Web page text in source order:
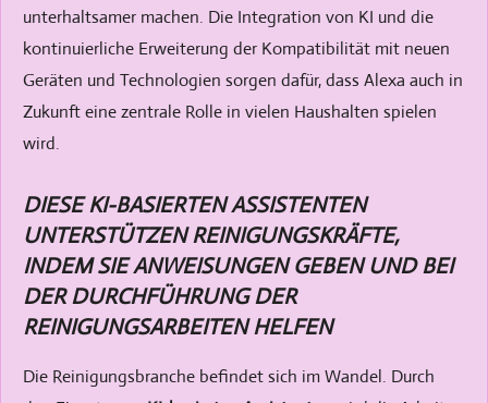
unterhaltsamer machen. Die Integration von KI und die
kontinuierliche Erweiterung der Kompatibilität mit neuen
Geräten und Technologien sorgen dafür, dass Alexa auch in
Zukunft eine zentrale Rolle in vielen Haushalten spielen
wird.
DIESE KI-BASIERTEN ASSISTENTEN
UNTERSTÜTZEN REINIGUNGSKRÄFTE,
INDEM SIE ANWEISUNGEN GEBEN UND BEI
DER DURCHFÜHRUNG DER
REINIGUNGSARBEITEN HELFEN
Die Reinigungsbranche befindet sich im Wandel. Durch